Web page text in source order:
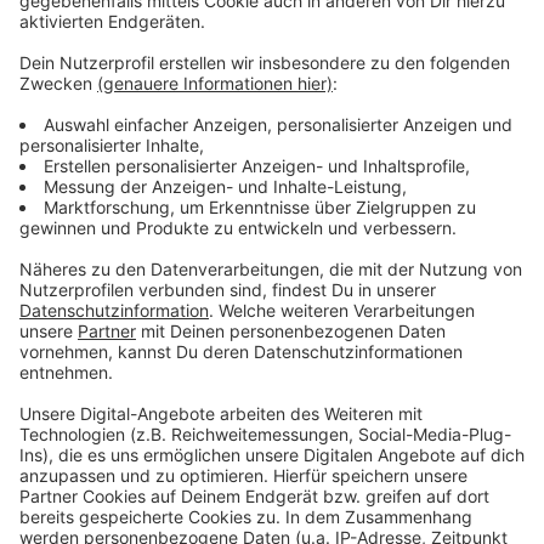
Anzeige
Das zufälligste Wissen der Welt mit Hendrik
Frost
Anzeige
Smartphone und Wikipedia haben die meisten von uns
quasi das sämtliches Wissen der Menschheit ständig
in der Hosentasche. Immerhin gibt es fast 3 Millionen
deutsche Wikipedia-Artikel. Und unser Moderator
alles mal jemand durchliest!'
Anzeige